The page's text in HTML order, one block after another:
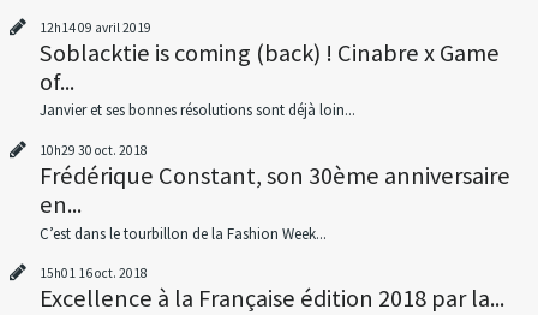
12h1409 avril 2019
Soblacktie is coming (back) ! Cinabre x Game
of...
Janvier et ses bonnes résolutions sont déjà loin...
10h29 30 oct. 2018
Frédérique Constant, son 30ème anniversaire
en...
C’est dans le tourbillon de la Fashion Week...
15h01 16oct. 2018
Excellence à la Française édition 2018 par la...